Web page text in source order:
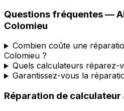
Questions fréquentes —
Colomieu
Combien coûte une
Colomieu ?
Quels calculateurs réparez-
Garantissez-vous la
Réparation de calculateur